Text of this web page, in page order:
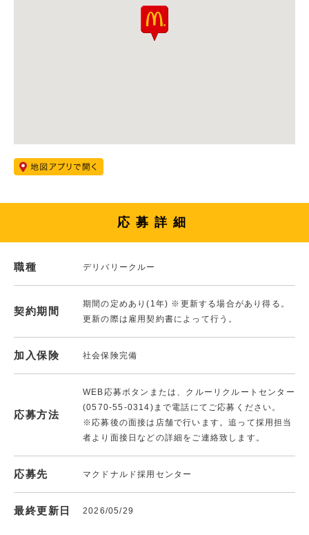
応募詳細
職種 デリバリークルー
契約期間
期間の定めあり(1年) ※更新する場合があり得る。
更新の際は雇用契約書によって行う。
加入保険 社会保険完備
応募方法
WEB応募ボタンまたは、クルーリクルートセンター
(0570-55-0314)まで電話にてご応募ください。
※応募後の面接は店舗で行います。追って採用担当
者より面接日などの詳細をご連絡致します。
応募先 マクドナルド採用センター
最終更新日 2026/05/29